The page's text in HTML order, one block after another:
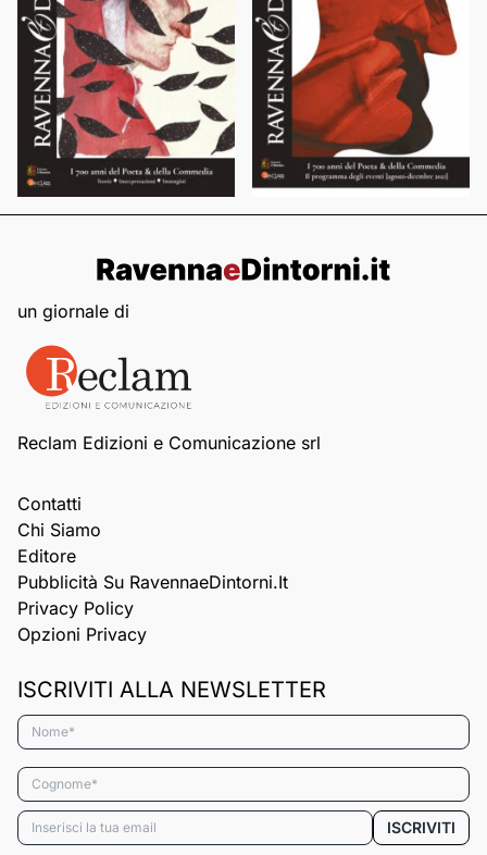
un giornale di
Reclam Edizioni e Comunicazione srl
Contatti
Chi Siamo
Editore
Pubblicità Su RavennaeDintorni.it
Privacy Policy
Opzioni Privacy
ISCRIVITI ALLA NEWSLETTER
Nome*
Cognome*
Email* ISCRIVITI